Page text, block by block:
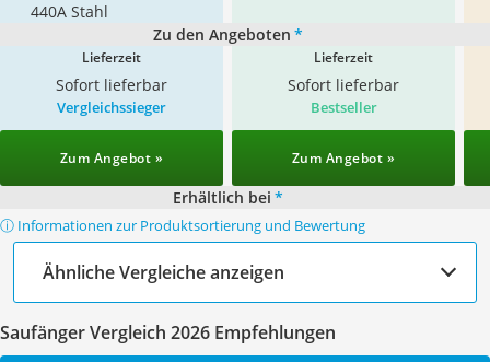
440A Stahl
Zu den Angeboten *
Lieferzeit
Sofort lieferbar
Lieferzeit
Sofort lieferbar
Vergleichssieger
Zum Angebot »
Bestseller
Zum Angebot »
Erhältlich bei *
ⓘ Informationen zur Produktsortierung und Bewertung
Ähnliche Vergleiche anzeigen
Saufänger Vergleich 2026 Empfehlungen